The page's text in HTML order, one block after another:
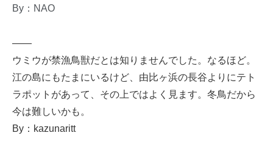
By：NAO
——
ウミウが禁漁鳥獣だとは知りませんでした。なるほど。
江の島にもたまにいるけど、由比ヶ浜の長谷よりにテト
ラポットがあって、その上ではよく見ます。冬鳥だから
今は難しいかも。
By：kazunaritt